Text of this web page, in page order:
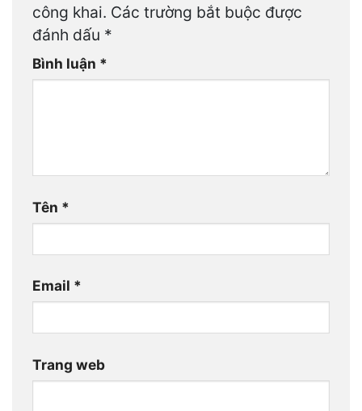
công khai. Các trường bắt buộc được
đánh dấu *
Bình luận *
Tên *
Email *
Trang web